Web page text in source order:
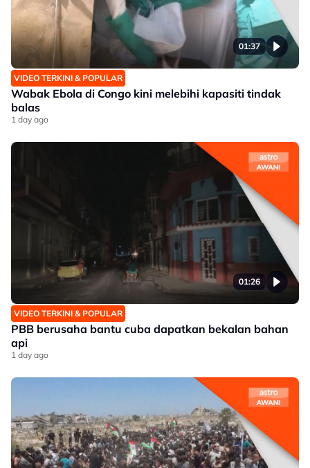
01:37
VIDEO TERKINI & POPULAR
Wabak Ebola di Congo kini melebihi kapasiti tindak
balas
1 day ago
01:26
VIDEO TERKINI & POPULAR
PBB berusaha bantu cuba dapatkan bekalan bahan
api
1 day ago